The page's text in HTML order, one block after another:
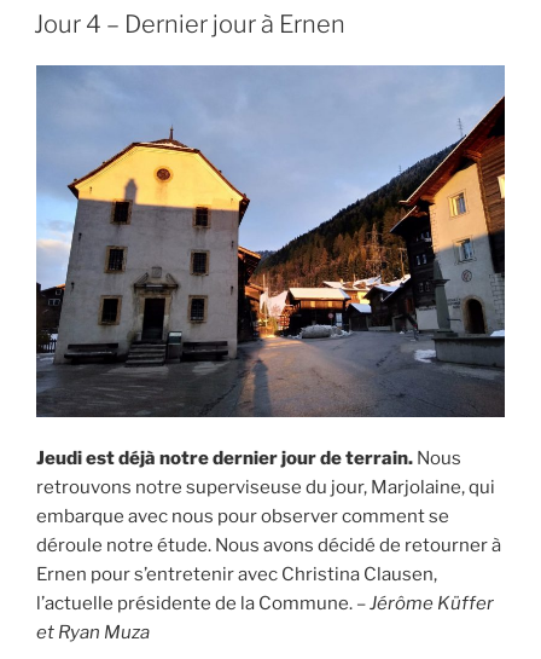
LE
Jour 4 – Dernier jour à Ernen
Jeudi est déjà notre dernier jour de terrain. Nous
retrouvons notre superviseuse du jour, Marjolaine, qui
embarque avec nous pour observer comment se
déroule notre étude. Nous avons décidé de retourner à
Ernen pour s’entretenir avec Christina Clausen,
l’actuelle présidente de la Commune. –Jérôme Küffer
et Ryan Muza